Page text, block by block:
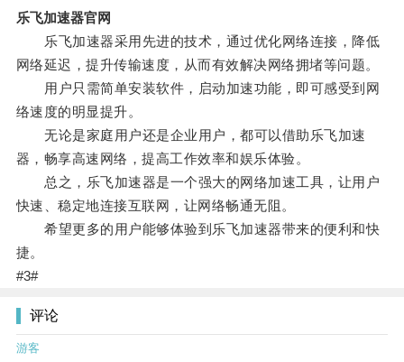
乐飞加速器官网
乐飞加速器采用先进的技术，通过优化网络连接，降低
网络延迟，提升传输速度，从而有效解决网络拥堵等问题。
用户只需简单安装软件，启动加速功能，即可感受到网
络速度的明显提升。
无论是家庭用户还是企业用户，都可以借助乐飞加速
器，畅享高速网络，提高工作效率和娱乐体验。
总之，乐飞加速器是一个强大的网络加速工具，让用户
快速、稳定地连接互联网，让网络畅通无阻。
希望更多的用户能够体验到乐飞加速器带来的便利和快
捷。
#3#
评论
游客